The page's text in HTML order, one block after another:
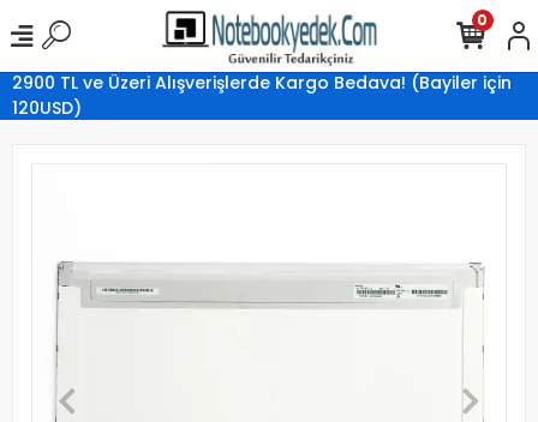
2900 TL ve Üzeri Alışverişlerde Kargo Bedava! (Bayiler için
120USD)
0